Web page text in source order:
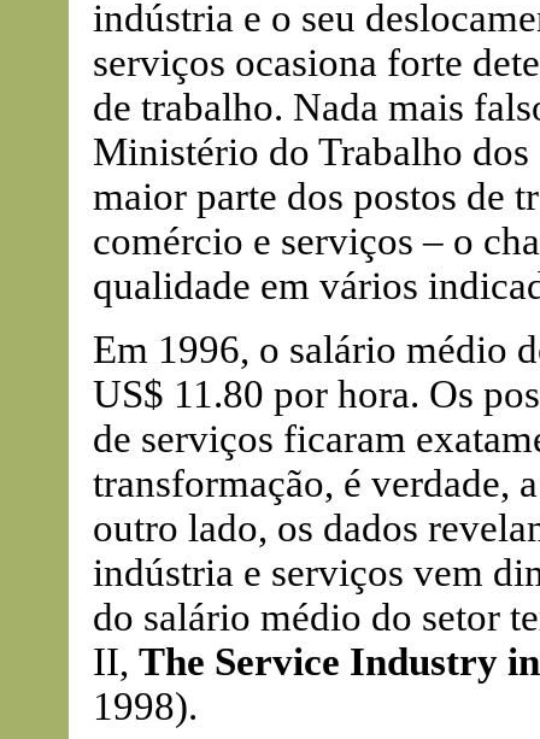
indústria e o seu
serviços ocasiona forte
de trabalho. Nada mais
Ministério do Trabalho
maior parte dos postos de
comércio e serviços – o
qualidade em vários
Em 1996, o salário médio
US$ 11.80 por hora. Os
de serviços ficaram
transformação, é verdade,
outro lado, os dados
indústria e serviços vem
do salário médio do setor
II, The Service Industry
1998).